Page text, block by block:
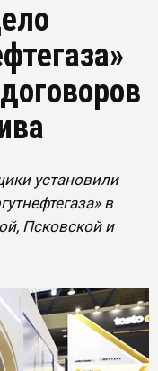
установили
в
Псковской и